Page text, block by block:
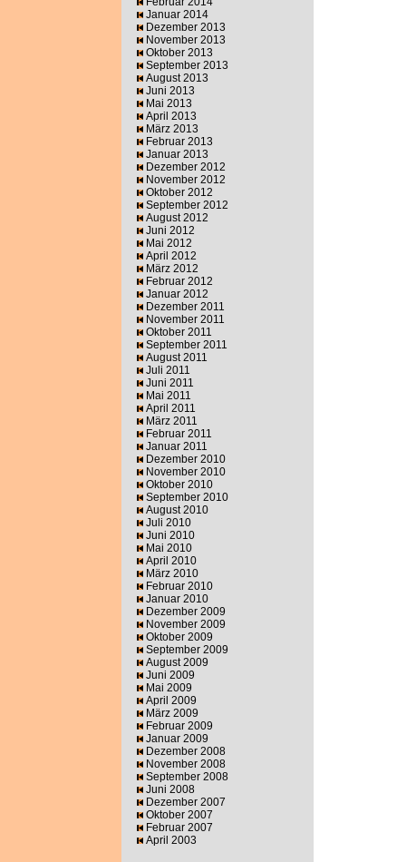
Januar 2014
Dezember 2013
November 2013
Oktober 2013
September 2013
August 2013
Juni 2013
Mai 2013
April 2013
März 2013
Februar 2013
Januar 2013
Dezember 2012
November 2012
Oktober 2012
September 2012
August 2012
Juni 2012
Mai 2012
April 2012
März 2012
Februar 2012
Januar 2012
Dezember 2011
November 2011
Oktober 2011
September 2011
August 2011
Juli 2011
Juni 2011
Mai 2011
April 2011
März 2011
Februar 2011
Januar 2011
Dezember 2010
November 2010
Oktober 2010
September 2010
August 2010
Juli 2010
Juni 2010
Mai 2010
April 2010
März 2010
Februar 2010
Januar 2010
Dezember 2009
November 2009
Oktober 2009
September 2009
August 2009
Juni 2009
Mai 2009
April 2009
März 2009
Februar 2009
Januar 2009
Dezember 2008
November 2008
September 2008
Juni 2008
Dezember 2007
Oktober 2007
Februar 2007
April 2003